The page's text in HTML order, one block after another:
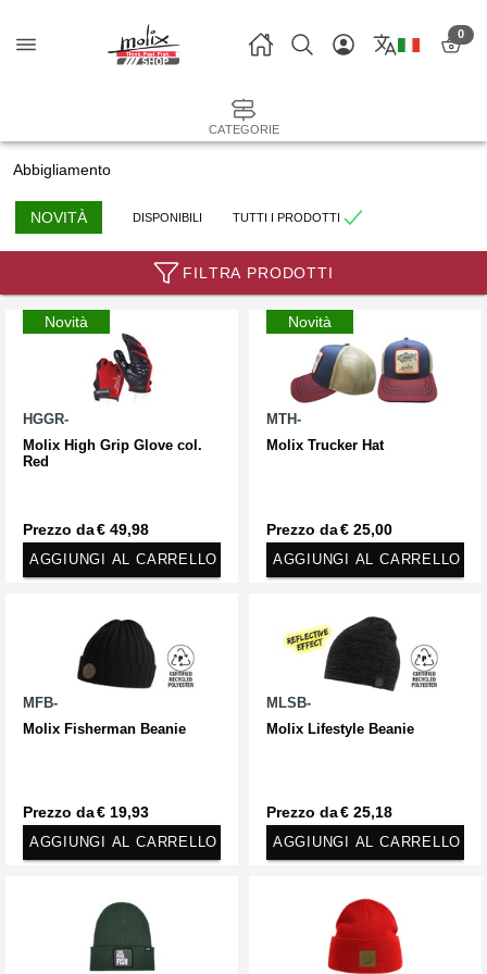
0
CATEGORIE
Abbigliamento
NOVITÀ DISPONIBILI TUTTI I PRODOTTI
FILTRA PRODOTTI
Novità
HGGR-
Molix High Grip Glove col.
Red
Prezzo da€ 49,98
AGGIUNGI AL CARRELLO
Novità
MTH-
Molix Trucker Hat
Prezzo da€ 25,00
AGGIUNGI AL CARRELLO
MFB-
Molix Fisherman Beanie
Prezzo da€ 19,93
AGGIUNGI AL CARRELLO
MLSB-
Molix Lifestyle Beanie
Prezzo da€ 25,18
AGGIUNGI AL CARRELLO